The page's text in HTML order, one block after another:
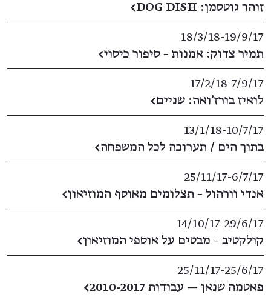
זוהר גוטסמן: DOG DISH
←
19/9/17
​-​
18/3/18
תמיר צדוק: אמנות – סיפור כיסוי←
7/9/17
​-​
17/2/18
לואיז בורז'ואה: שניים←
10/7/17
​-​
13/1/18
בתוך הים / תערוכה לכל המשפחה←
6/7/17
​-​
25/11/17
אנדי וורהול – תצלומים מאוסף המוזיאון←
29/6/17
​-​
14/10/17
קולקטיב – מבטים על אוספי המוזיאון←
25/6/17
​-​
25/11/17
פאטמה שנאן — עבודות 2010-2017
←